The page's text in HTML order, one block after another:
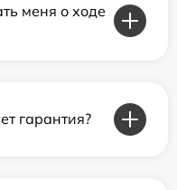
меня о ходе
гарантия?